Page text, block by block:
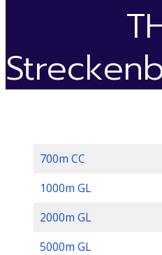
700m CC
1000m GL
2000m GL
5000m GL